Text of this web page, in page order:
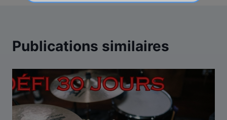
Publications similaires